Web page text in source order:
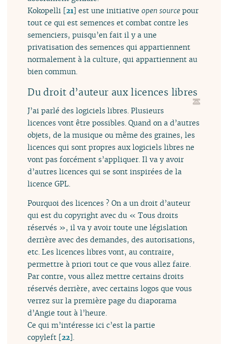
Kokopelli [21] est une initiativeopen source pour
tout ce qui est semences et combat contre les
semenciers, puisqu’en fait il y a une
privatisation des semences qui appartiennent
normalement à la culture, qui appartiennent au
bien commun.
Du droit d’auteur aux licences libres
J’ai parlé des logiciels libres. Plusieurs
licences vont être possibles. Quand on a d’autres
objets, de la musique ou même des graines, les
licences qui sont propres aux logiciels libres ne
vont pas forcément s’appliquer. Il va y avoir
d’autres licences qui se sont inspirées de la
licence GPL.
Pourquoi des licences ? On a un droit d’auteur
qui est du copyright avec du « Tous droits
réservés », il va y avoir toute une législation
derrière avec des demandes, des autorisations,
etc. Les licences libres vont, au contraire,
permettre à priori tout ce que vous allez faire.
Par contre, vous allez mettre certains droits
réservés derrière, avec certains logos que vous
verrez sur la première page du diaporama
d’Angie tout à l’heure.
Ce qui m’intéresse ici c’est la partie
copyleft [22].